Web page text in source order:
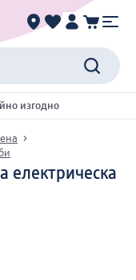
изгодно
електрическа